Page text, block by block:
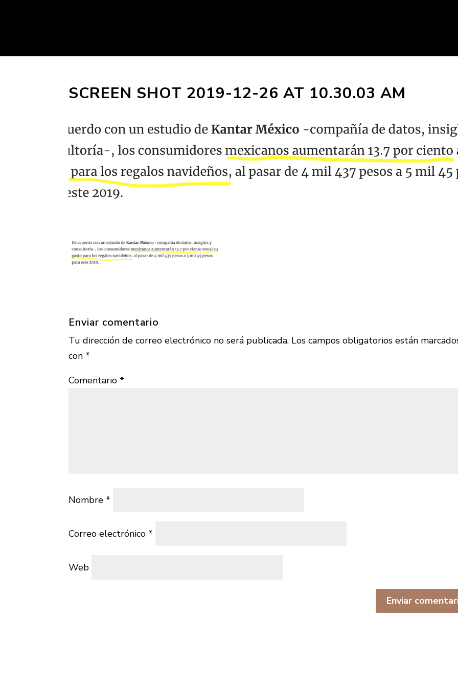
SCREEN SHOT 2019-12-26 AT 10.30.03 AM
Enviar comentario
Tu dirección de correo electrónico no será publicada. Los campos obligatorios están
con *
Comentario *
Nombre *
Correo electrónico *
Web